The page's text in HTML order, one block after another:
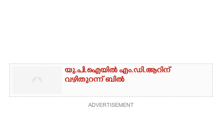
യു.പി.ഐയിൽ എം.ഡി.ആറിന്
വഴിതുറന്ന് ബിൽ
ADVERTISEMENT